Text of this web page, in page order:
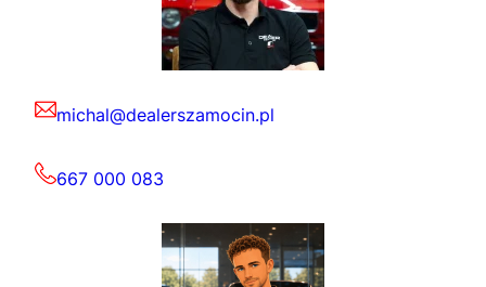
michal@dealerszamocin.pl
667 000 083